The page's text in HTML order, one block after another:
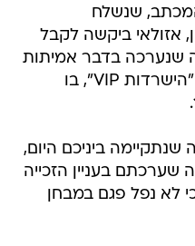
שנשלח
אזולאי ביקשה לקבל
שנערכה בדבר אמיתות
מבחן האש שהתקיים בגמר "הישרדות VIP", בו
.
ביניכם היום,
בעניין הזכייה
לא נפל פגם במבחן